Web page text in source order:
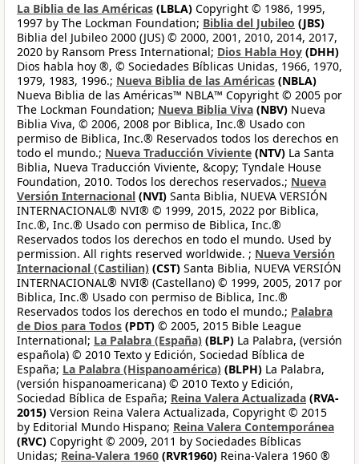
La Biblia de las Américas (LBLA) Copyright © 1986, 1995,
1997 by The Lockman Foundation; Biblia del Jubileo (JBS)
Biblia del Jubileo 2000 (JUS) © 2000, 2001, 2010, 2014, 2017,
2020 by Ransom Press International; Dios Habla Hoy (DHH)
Dios habla hoy ®, © Sociedades Bíblicas Unidas, 1966, 1970,
1979, 1983, 1996.; Nueva Biblia de las Américas (NBLA)
Nueva Biblia de las Américas™ NBLA™ Copyright © 2005 por
The Lockman Foundation; Nueva Biblia Viva (NBV) Nueva
Biblia Viva, © 2006, 2008 por Biblica, Inc.® Usado con
permiso de Biblica, Inc.® Reservados todos los derechos en
todo el mundo.; Nueva Traducción Viviente (NTV) La Santa
Biblia, Nueva Traducción Viviente, &copy; Tyndale House
Foundation, 2010. Todos los derechos reservados.; Nueva
Versión Internacional (NVI) Santa Biblia, NUEVA VERSIÓN
INTERNACIONAL® NVI® © 1999, 2015, 2022 por Biblica,
Inc.®, Inc.® Usado con permiso de Biblica, Inc.®
Reservados todos los derechos en todo el mundo. Used by
permission. All rights reserved worldwide. ; Nueva Versión
Internacional (Castilian) (CST) Santa Biblia, NUEVA VERSIÓN
INTERNACIONAL® NVI® (Castellano) © 1999, 2005, 2017 por
Biblica, Inc.® Usado con permiso de Biblica, Inc.®
Reservados todos los derechos en todo el mundo.; Palabra
de Dios para Todos (PDT) © 2005, 2015 Bible League
International; La Palabra (España) (BLP) La Palabra, (versión
española) © 2010 Texto y Edición, Sociedad Bíblica de
España; La Palabra (Hispanoamérica) (BLPH) La Palabra,
(versión hispanoamericana) © 2010 Texto y Edición,
Sociedad Bíblica de España; Reina Valera Actualizada (RVA-
2015) Version Reina Valera Actualizada, Copyright © 2015
by Editorial Mundo Hispano; Reina Valera Contemporánea
(RVC) Copyright © 2009, 2011 by Sociedades Bíblicas
Unidas; Reina-Valera 1960 (RVR1960) Reina-Valera 1960 ®